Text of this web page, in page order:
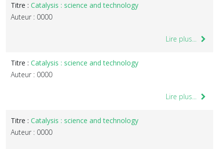
Titre : Catalysis : science and technology
Auteur : 0000
Lire plus...
Titre : Catalysis : science and technology
Auteur : 0000
Lire plus...
Titre : Catalysis : science and technology
Auteur : 0000